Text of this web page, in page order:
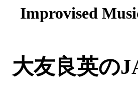
Improvised
大友良英の